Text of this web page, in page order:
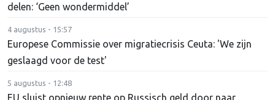
delen: ‘Geen wondermiddel’
4 augustus - 15:57
Europese Commissie over migratiecrisis Ceuta: 'We zijn
geslaagd voor de test'
5 augustus - 12:48
EU sluist opnieuw rente op Russisch geld door naar